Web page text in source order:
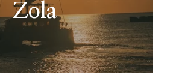
Zola